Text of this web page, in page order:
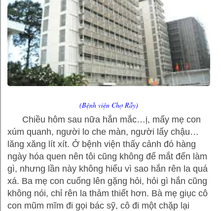
(Bệnh viện Chợ Rẫy)
Chiều hôm sau nữa hắn mắc…ị, mấy mẹ con
xúm quanh, người lo che màn, người lấy chậu…
lăng xăng lít xít. Ở bệnh viện thấy cảnh đó hàng
ngày hóa quen nên tôi cũng không để mắt đến làm
gì, nhưng lần này không hiểu vì sao hắn rên la quá
xá. Ba mẹ con cuống lên gặng hỏi, hỏi gì hắn cũng
không nói, chỉ rên la thảm thiết hơn. Bà mẹ giục cô
con mũm mĩm đi gọi bác sỹ, cô đi một chặp lại